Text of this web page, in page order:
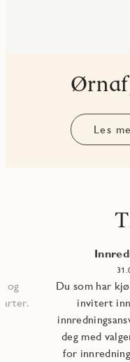
Les
og
Du som har
invitert
deg med
for